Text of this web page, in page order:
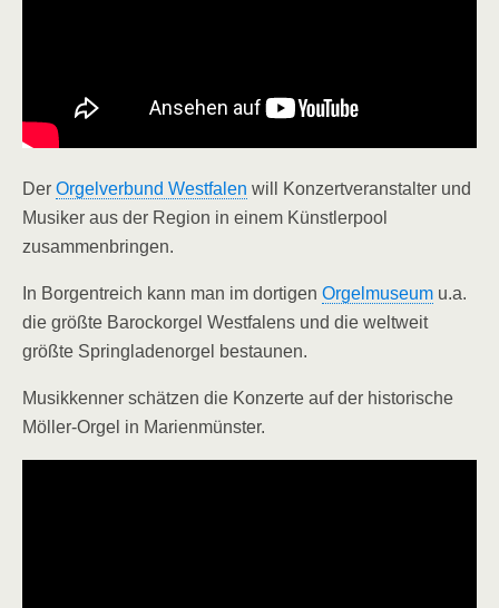
Der Orgelverbund Westfalen will Konzertveranstalter und
Musiker aus der Region in einem Künstlerpool
zusammenbringen.
In Borgentreich kann man im dortigen Orgelmuseum u.a.
die größte Barockorgel Westfalens und die weltweit
größte Springladenorgel bestaunen.
Musikkenner schätzen die Konzerte auf der historische
Möller-Orgel in Marienmünster.